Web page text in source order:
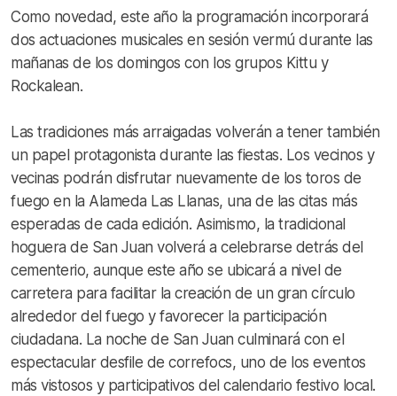
Como novedad, este año la programación incorporará
dos actuaciones musicales en sesión vermú durante las
mañanas de los domingos con los grupos Kittu y
Rockalean.
Las tradiciones más arraigadas volverán a tener también
un papel protagonista durante las fiestas. Los vecinos y
vecinas podrán disfrutar nuevamente de los toros de
fuego en la Alameda Las Llanas, una de las citas más
esperadas de cada edición. Asimismo, la tradicional
hoguera de San Juan volverá a celebrarse detrás del
cementerio, aunque este año se ubicará a nivel de
carretera para facilitar la creación de un gran círculo
alrededor del fuego y favorecer la participación
ciudadana. La noche de San Juan culminará con el
espectacular desfile de correfocs, uno de los eventos
más vistosos y participativos del calendario festivo local.